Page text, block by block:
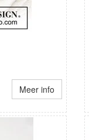
Meer info